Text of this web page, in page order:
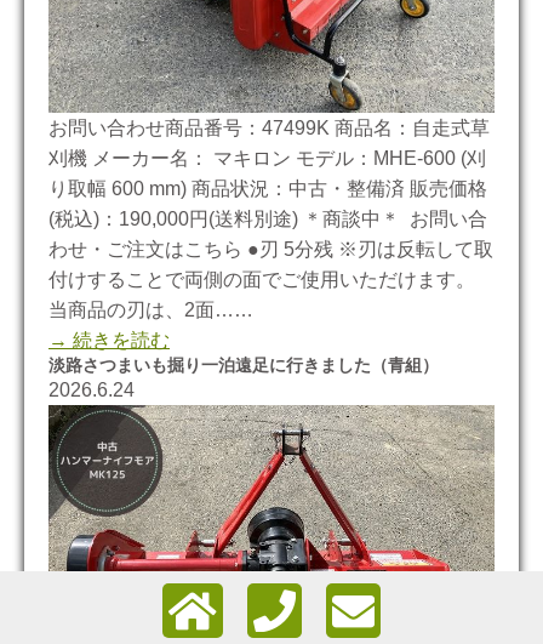
お問い合わせ商品番号：47499K 商品名：自走式草
刈機 メーカー名： マキロン モデル：MHE-600 (刈
り取幅 600 mm) 商品状況：中古・整備済 販売価格
(税込)：190,000円(送料別途) ＊商談中＊ お問い合
わせ・ご注文はこちら ●刃 5分残 ※刃は反転して取
付けすることで両側の面でご使用いただけます。
当商品の刃は、2面……
→ 続きを読む
淡路さつまいも掘り一泊遠足に行きました（青組）
2026.6.24